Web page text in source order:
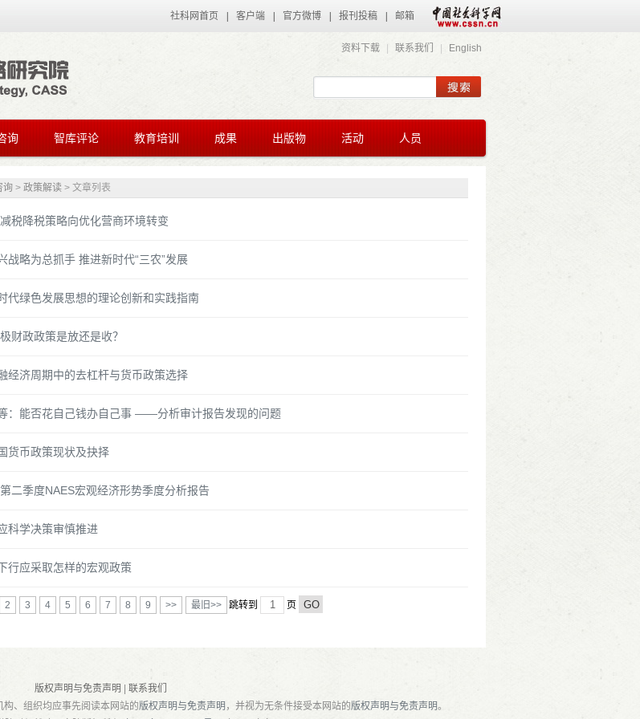
社科网首页 客户端 官方微博 报刊投稿 邮箱
资料下载 联系我们 English
询 智库评论 教育培训 成果 出版物 活动 人员
询 > 政策解读 > 文章列表
税降税策略向优化营商环境转变
战略为总抓手 推进新时代“三农”发展
代绿色发展思想的理论创新和实践指南
财政政策是放还是收？
经济周期中的去杠杆与货币政策选择
：能否花自己钱办自己事 ——分析审计报告发现的问题
货币政策现状及抉择
二季度NAES宏观经济形势季度分析报告
科学决策审慎推进
行应采取怎样的宏观政策
2 3 4 5 6 7 8 9 >> 最旧>> 跳转到 页
版权声明与免责声明
联系我们
、组织均应事先阅读本网站的版权声明与免责声明 ，并视为无条件接受本网站的版权声明与免责声明。